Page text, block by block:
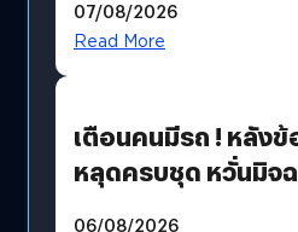
07/08/2026
Read More
เตือนคนมีรถ ! หลัง
หลุดครบชุด หวั่นมิจ
06/08/2026